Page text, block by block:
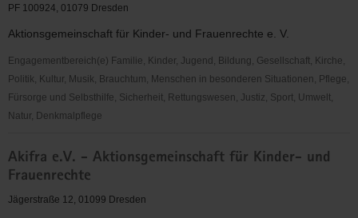
Militärgeschichte
V.
Dresden
PF 100924, 01079 Dresden
Aktionsgemeinschaft für Kinder- und Frauenrechte e. V.
Engagementbereich(e) Familie, Kinder, Jugend, Bildung, Gesellschaft, Kirche,
Politik, Kultur, Musik, Brauchtum, Menschen in besonderen Situationen, Pflege,
Fürsorge und Selbsthilfe, Sicherheit, Rettungswesen, Justiz, Sport, Umwelt,
Natur, Denkmalpflege
e.
V.
Akifra e.V. - Aktionsgemeinschaft für Kinder- und
Frauenrechte
Jägerstraße 12, 01099 Dresden